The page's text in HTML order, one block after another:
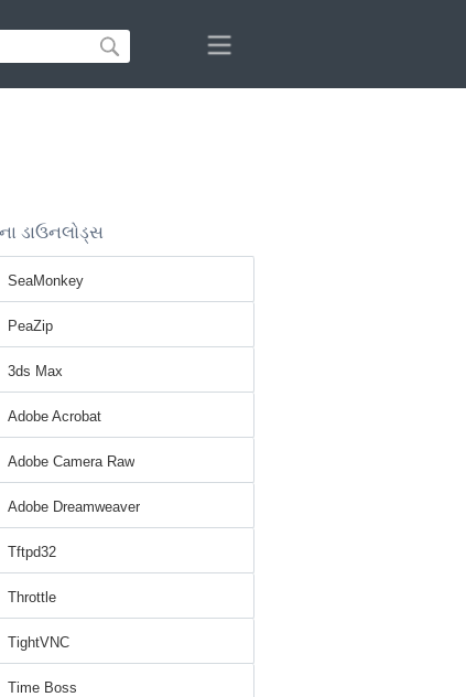
ડાઉનલોડ્સ
SeaMonkey
PeaZip
3ds Max
Adobe Acrobat
Adobe Camera Raw
Adobe Dreamweaver
Tftpd32
Throttle
TightVNC
Time Boss